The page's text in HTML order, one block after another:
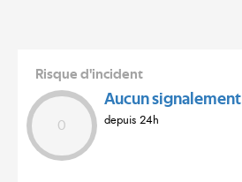
Risque d'incident
0
Aucun signalement
depuis 24h